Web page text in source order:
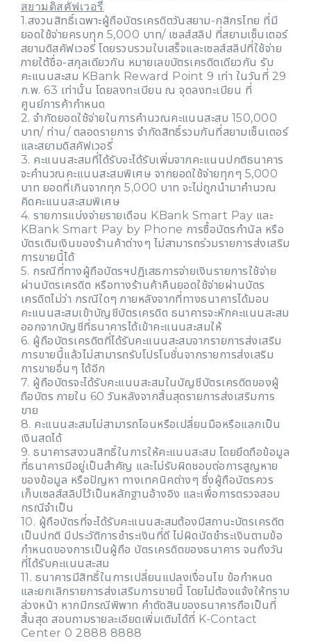
สยามดิสคัฟเวอรี่
1.สงวนสิทธิ์เฉพาะผู้ถือบัตรเครดิตวันสยาม-กสิกรไทย ที่มี
ยอดใช้จ่ายครบทุก 5,000 บาท/ เซลส์สลิป ที่สยามเซ็นเตอร์
สยามดิสคัฟเวอรี่ โดยรวบรวมใบเสร็จและเซลส์สลิปที่ใช้จ่าย
ภายใต้ชื่อ-สกุลเดียวกัน หมายเลขบัตรเครดิตเดียวกัน รับ
คะแนนสะสม KBank Reward Point 9 เท่า ในวันที่ 29
ก.พ. 63 เท่านั้น โดยลงทะเบียน ณ จุดลงทะเบียน ที่
ศูนย์การค้ากำหนด
2. จำกัดยอดใช้จ่ายในการคำนวณคะแนนสะสม 150,000
บาท/ ท่าน/ ตลอดรายการ จำกัดสิทธิ์รวมกันที่สยามเซ็นเตอร์
และสยามดิสคัฟเวอรี่
3. คะแนนสะสมที่ได้รับจะได้รับเพิ่มจากคะแนนปกติธนาคาร
จะคำนวณคะแนนสะสมพิเศษ จากยอดใช้จ่ายทุกๆ 5,000
บาท ยอดที่เกินจากทุก 5,000 บาท จะไม่ถูกนำมาคำนวณ
คิดคะแนนสะสมพิเศษ
4. รายการแบ่งจ่ายรายเดือน KBank Smart Pay และ
KBank Smart Pay by Phone การซื้อบัตรกำนัล หรือ
บัตรเติมเงินของร้านค้าต่างๆ ไม่สามารถร่วมรายการส่งเสริม
การขายนี้ได้
5. กรณีที่ทางผู้ถือบัตรฯปฏิเสธการจ่ายเงินรายการใช้จ่าย
ผ่านบัตรเครดิต หรือทางร้านค้าคืนยอดใช้จ่ายผ่านบัตร
เครดิตไม่ว่า กรณีใดๆ ภายหลังจากที่ทางธนาคารได้มอบ
คะแนนสะสมเข้าบัญชีบัตรเครดิต ธนาคารจะหักคะแนนสะสม
ออกจากบัญชีที่ธนาคารได้เข้าคะแนนสะสมให้
6. ผู้ถือบัตรเครดิตที่ได้รับคะแนนสะสมจากรายการส่งเสริม
การขายนี้แล้วไม่สามารถรับโปรโมชั่นจากรายการส่งเสริม
การขายอื่นๆ ได้อีก
7. ผู้ถือบัตรจะได้รับคะแนนสะสมในบัญชีบัตรเครดิตของผู้
ถือบัตร ภายใน 60 วันหลังจากสิ้นสุดรายการส่งเสริมการ
ขาย
8. คะแนนสะสมไม่สามารถโอนหรือเปลี่ยนมือหรือแลกเป็น
เงินสดได้
9. ธนาคารสงวนสิทธิ์ในการให้คะแนนสะสม โดยยึดถือข้อมูล
ที่ธนาคารมีอยู่เป็นสำคัญ และไม่รับผิดชอบต่อการสูญหาย
ของข้อมูล หรือปัญหา ทางเทคนิคต่างๆ ซึ่งผู้ถือบัตรควร
เก็บเซลส์สลิปไว้เป็นหลักฐานอ้างอิง และเพื่อการตรวจสอบ
กรณีจำเป็น
10. ผู้ถือบัตรที่จะได้รับคะแนนสะสมต้องมีสถานะบัตรเครดิต
เป็นปกติ มีประวัติการชำระเงินที่ดี ไม่ผิดนัดชำระเงินตามข้อ
กำหนดของการเป็นผู้ถือ บัตรเครดิตของธนาคาร จนถึงวัน
ที่ได้รับคะแนนสะสม
11. ธนาคารมีสิทธิ์ในการเปลี่ยนแปลงเงื่อนไข ข้อกำหนด
และยกเลิกรายการส่งเสริมการขายนี้ โดยไม่ต้องแจ้งให้ทราบ
ล่วงหน้า หากมีกรณีพิพาท คำตัดสินของธนาคารถือเป็นที่
สิ้นสุด สอบถามรายละเอียดเพิ่มเติมได้ที่ K-Contact
Center 0 2888 8888